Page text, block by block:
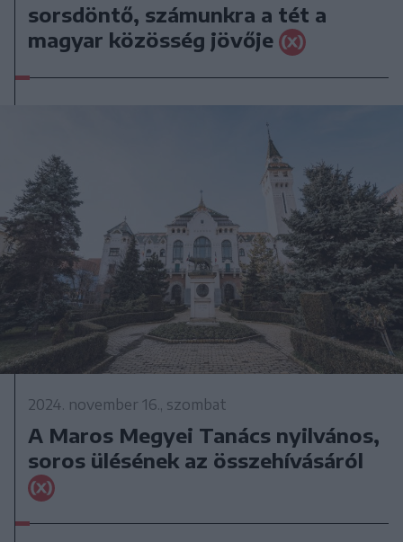
sorsdöntő, számunkra a tét a
magyar közösség jövője
2024. november 16., szombat
A Maros Megyei Tanács nyilvános,
soros ülésének az összehívásáról